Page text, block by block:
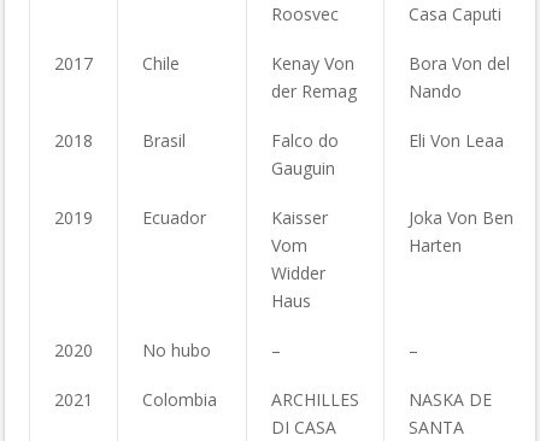
Roosvec
Casa Caputi
2017 Chile
Kenay Von
der Remag
Bora Von del
Nando
2018 Brasil
Falco do
Gauguin
Eli Von Leaa
2019 Ecuador
Kaisser
Vom
Widder
Haus
Joka Von Ben
Harten
2020 No hubo – –
2021 Colombia
ARCHILLES
DI CASA
NASKA DE
SANTA